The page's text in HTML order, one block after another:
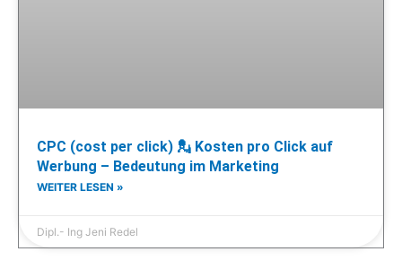
CPC (cost per click) 💂 Kosten pro Click auf
Werbung – Bedeutung im Marketing
WEITER LESEN »
Dipl.- Ing Jeni Redel